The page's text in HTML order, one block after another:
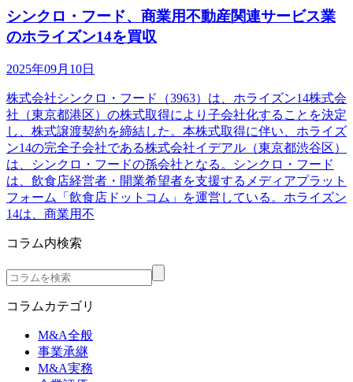
シンクロ・フード、商業用不動産関連サービス業
のホライズン14を買収
2025年09月10日
株式会社シンクロ・フード（3963）は、ホライズン14株式会
社（東京都港区）の株式取得により子会社化することを決定
し、株式譲渡契約を締結した。本株式取得に伴い、ホライズ
ン14の完全子会社である株式会社イデアル（東京都渋谷区）
は、シンクロ・フードの孫会社となる。シンクロ・フード
は、飲食店経営者・開業希望者を支援するメディアプラット
フォーム「飲食店ドットコム」を運営している。ホライズン
14は、商業用不
コラム内検索
コラムカテゴリ
M&A全般
事業承継
M&A実務